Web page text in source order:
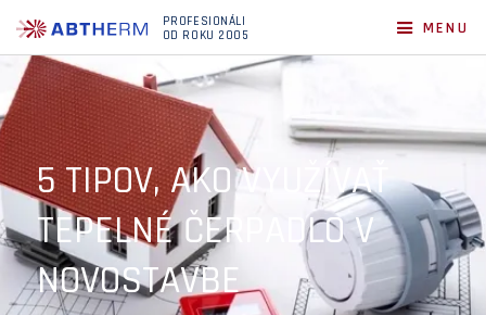
PROFESIONÁLI
OD ROKU 2005
MENU
5 TIPOV, AKO VYUŽÍVAŤ
TEPELNÉ ČERPADLO V
NOVOSTAVBE